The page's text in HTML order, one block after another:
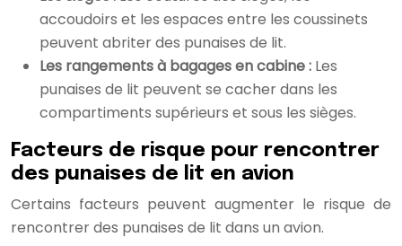
accoudoirs et les espaces entre les coussinets
peuvent abriter des punaises de lit.
Les rangements à bagages en cabine : Les
punaises de lit peuvent se cacher dans les
compartiments supérieurs et sous les sièges.
Facteurs de risque pour rencontrer
des punaises de lit en avion
Certains facteurs peuvent augmenter le risque de
rencontrer des punaises de lit dans un avion.